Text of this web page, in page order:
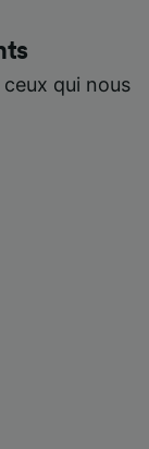
qui nous